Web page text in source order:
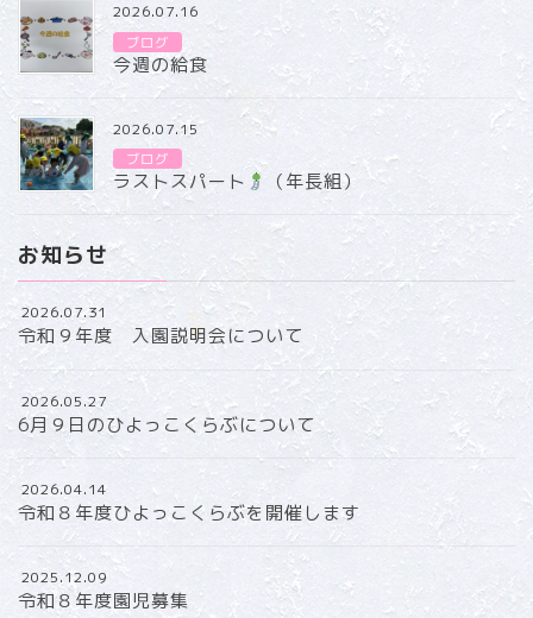
2026.07.16
ブログ
今週の給食
2026.07.15
ブログ
ラストスパート （年長組）
お知らせ
2026.07.31
令和９年度 入園説明会について
2026.05.27
6月９日のひよっこくらぶについて
2026.04.14
令和８年度ひよっこくらぶを開催します
2025.12.09
令和８年度園児募集